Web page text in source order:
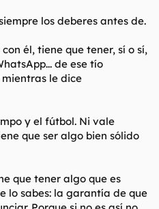
los deberes antes de.
él, tiene que tener, sí o sí,
de ese tío
le dice
y el fútbol. Ni vale
que ser algo bien sólido
que tener algo que es
lo sabes: la garantía de que